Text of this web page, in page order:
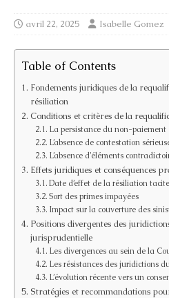
avril 22, 2025 Isabelle Gomez
Table of Contents
Fondements juridiques de la
résiliation
Conditions et critères de la
La persistance du non-paiement
L’absence de contestation
L’absence d’éléments
Effets juridiques et conséquences
Date d’effet de la résiliation tacite
Sort des primes impayées
Impact sur la couverture des
Positions divergentes des
jurisprudentielle
Les divergences au sein de la
Les résistances des juridictions
L’évolution récente vers un
Stratégies et recommandations